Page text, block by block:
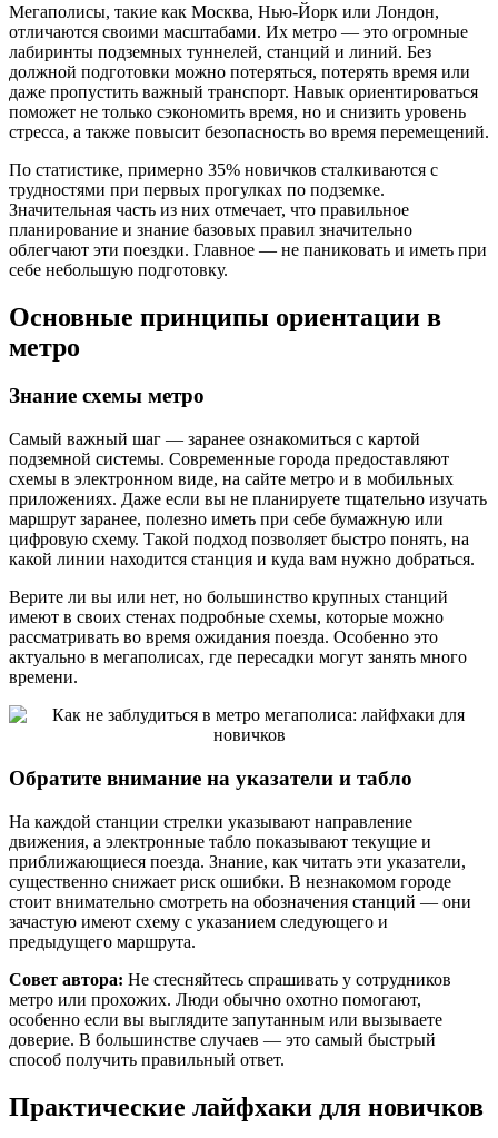
Мегаполисы, такие как Москва, Нью-Йорк или Лондон,
отличаются своими масштабами. Их метро — это огромные
лабиринты подземных туннелей, станций и линий. Без
должной подготовки можно потеряться, потерять время или
даже пропустить важный транспорт. Навык ориентироваться
поможет не только сэкономить время, но и снизить уровень
стресса, а также повысит безопасность во время перемещений.
По статистике, примерно 35% новичков сталкиваются с
трудностями при первых прогулках по подземке.
Значительная часть из них отмечает, что правильное
планирование и знание базовых правил значительно
облегчают эти поездки. Главное — не паниковать и иметь при
себе небольшую подготовку.
Основные принципы ориентации в
метро
Знание схемы метро
Самый важный шаг — заранее ознакомиться с картой
подземной системы. Современные города предоставляют
схемы в электронном виде, на сайте метро и в мобильных
приложениях. Даже если вы не планируете тщательно изучать
маршрут заранее, полезно иметь при себе бумажную или
цифровую схему. Такой подход позволяет быстро понять, на
какой линии находится станция и куда вам нужно добраться.
Верите ли вы или нет, но большинство крупных станций
имеют в своих стенах подробные схемы, которые можно
рассматривать во время ожидания поезда. Особенно это
актуально в мегаполисах, где пересадки могут занять много
времени.
Обратите внимание на указатели и табло
На каждой станции стрелки указывают направление
движения, а электронные табло показывают текущие и
приближающиеся поезда. Знание, как читать эти указатели,
существенно снижает риск ошибки. В незнакомом городе
стоит внимательно смотреть на обозначения станций — они
зачастую имеют схему с указанием следующего и
предыдущего маршрута.
Совет автора: Не стесняйтесь спрашивать у сотрудников
метро или прохожих. Люди обычно охотно помогают,
особенно если вы выглядите запутанным или вызываете
доверие. В большинстве случаев — это самый быстрый
способ получить правильный ответ.
Практические лайфхаки для новичков